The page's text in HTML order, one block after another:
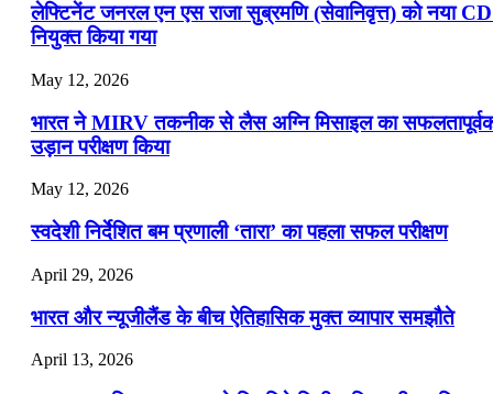
लेफ्टिनेंट जनरल एन एस राजा सुब्रमणि (सेवानिवृत्त) को नया
नियुक्त किया गया
May 12, 2026
भारत ने MIRV तकनीक से लैस अग्नि मिसाइल का
उड़ान परीक्षण किया
May 12, 2026
स्वदेशी निर्देशित बम प्रणाली ‘तारा’ का पहला सफल परीक्षण
April 29, 2026
भारत और न्यूजीलैंड के बीच ऐतिहासिक मुक्त व्यापार समझौते
April 13, 2026